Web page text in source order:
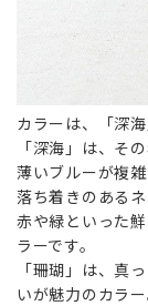
カラーは、「深
「深海」は、そ
薄いブルーが複
落ち着きのあるネ
赤や緑といった
ラーです。
「珊瑚」は、真
いが魅力のカラー